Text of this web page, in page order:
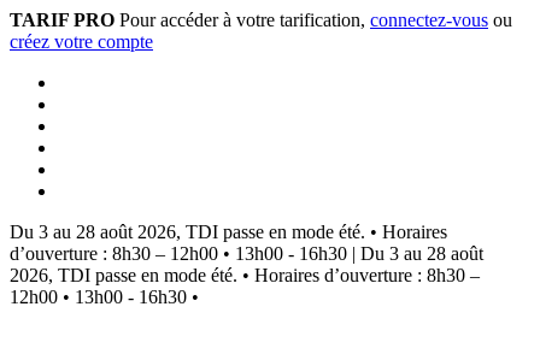
TARIF PRO Pour accéder à votre tarification, connectez-vous ou
créez votre compte
Du 3 au 28 août 2026, TDI passe en mode été. • Horaires
d’ouverture : 8h30 – 12h00 • 13h00 - 16h30 | Du 3 au 28 août
2026, TDI passe en mode été. • Horaires d’ouverture : 8h30 –
12h00 • 13h00 - 16h30 •